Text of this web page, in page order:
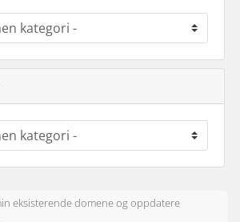
eksisterende domene og oppdatere